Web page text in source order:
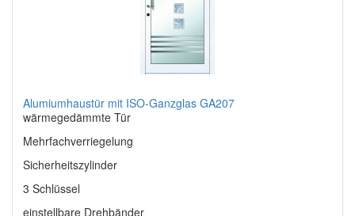
Alumiumhaustür mit ISO-Ganzglas GA207
wärmegedämmte Tür
Mehrfachverriegelung
Sicherheitszylinder
3 Schlüssel
einstellbare Drehbänder